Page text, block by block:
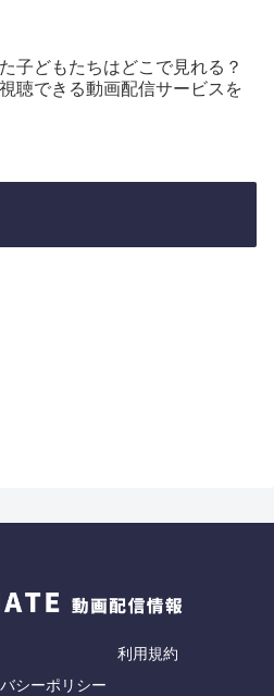
子どもたちはどこで見れる？
聴できる動画配信サービスを
利用規約
シーポリシー